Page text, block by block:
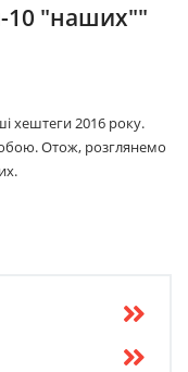
10 "наших""
хештеги 2016 року.
Отож, розглянемо